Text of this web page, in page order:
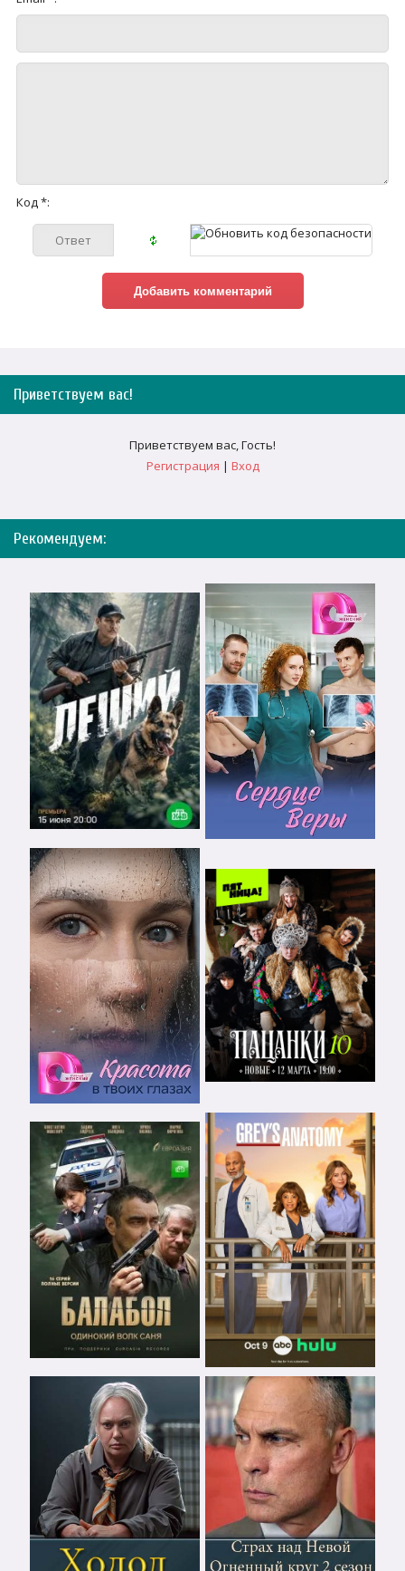
Код *:
Приветствуем вас!
Приветствуем вас,Гость!
Регистрация | Вход
Рекомендуем: